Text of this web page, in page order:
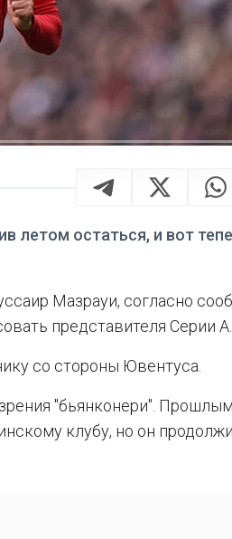
летом остаться, и вот
Мазрауи, согласно
представителя Серии А.
со стороны Ювентуса.
"бьянконери".
клубу, но он